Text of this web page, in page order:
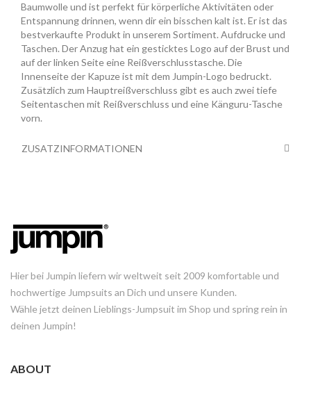
Baumwolle und ist perfekt für körperliche Aktivitäten oder
Entspannung drinnen, wenn dir ein bisschen kalt ist. Er ist das
bestverkaufte Produkt in unserem Sortiment. Aufdrucke und
Taschen. Der Anzug hat ein gesticktes Logo auf der Brust und
auf der linken Seite eine Reißverschlusstasche. Die
Innenseite der Kapuze ist mit dem Jumpin-Logo bedruckt.
Zusätzlich zum Hauptreißverschluss gibt es auch zwei tiefe
Seitentaschen mit Reißverschluss und eine Känguru-Tasche
vorn.
ZUSATZINFORMATIONEN
Hier bei Jumpin liefern wir weltweit seit 2009 komfortable und
hochwertige Jumpsuits an Dich und unsere Kunden.
Wähle jetzt deinen Lieblings-Jumpsuit im Shop und spring rein in
deinen Jumpin!
ABOUT